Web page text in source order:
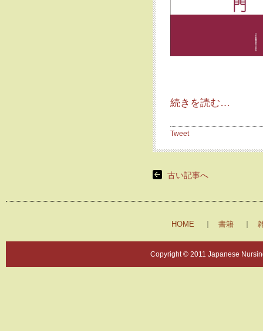
続きを読む…
Tweet
古い記事へ
HOME 書籍
Copyright © 2011 Japanese